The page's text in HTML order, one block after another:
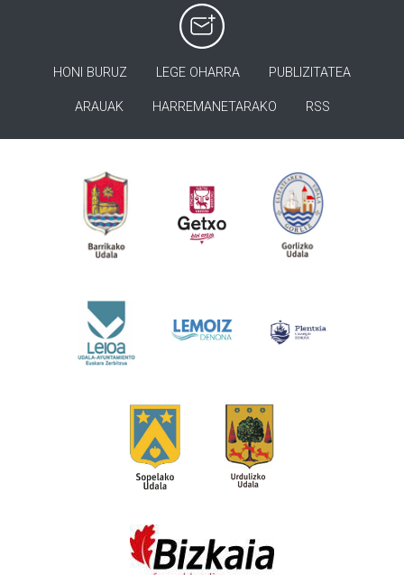
HONI BURUZ LEGE OHARRA PUBLIZITATEA
ARAUAK HARREMANETARAKO RSS